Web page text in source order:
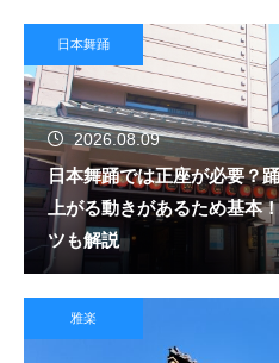
日本舞踊
2026.08.09
日本舞踊では正座が必要？
上がる動きがあるため基本
ツも解説
雅楽